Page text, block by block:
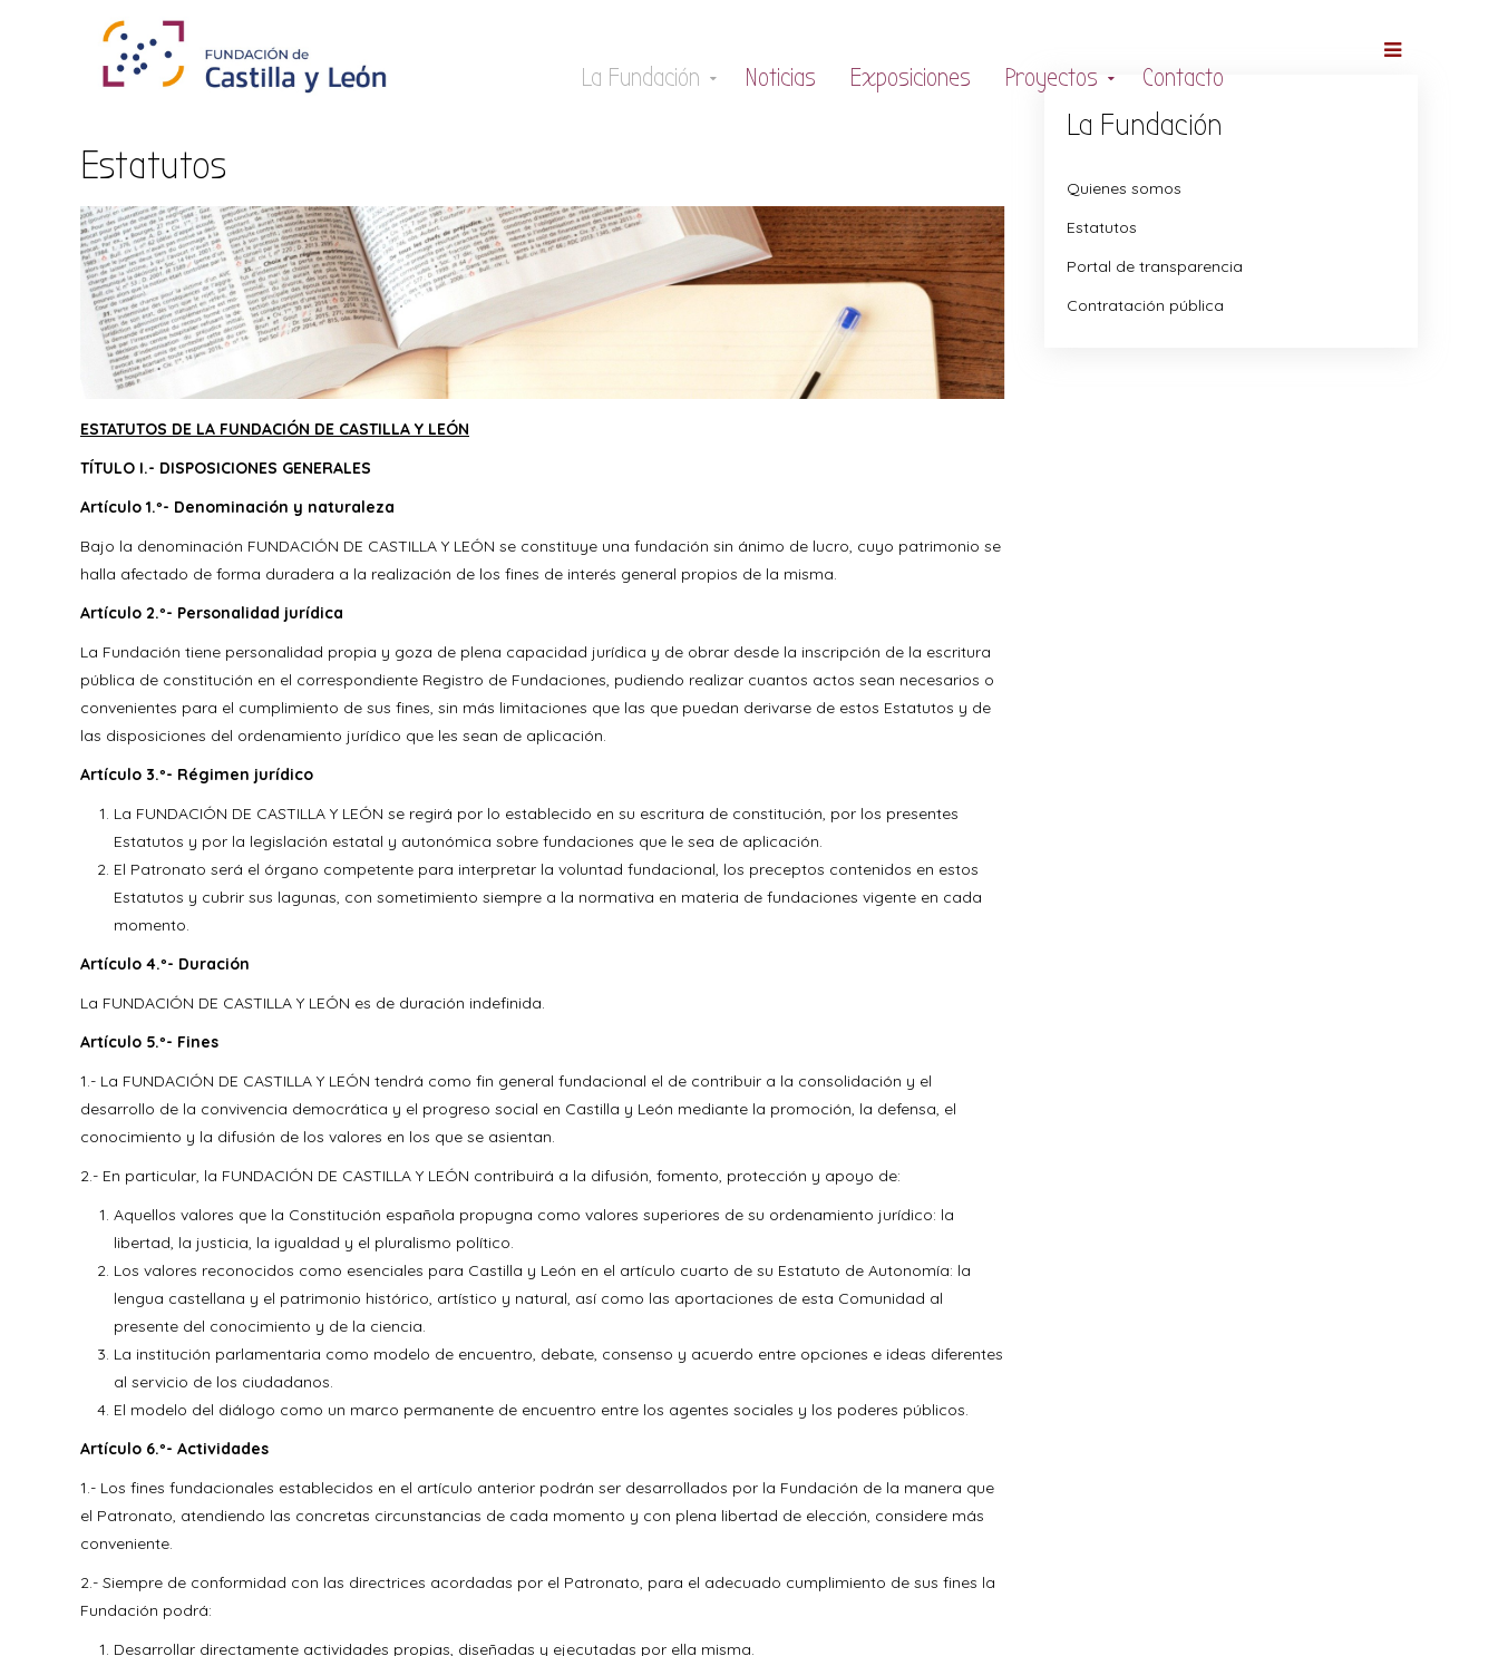
La Fundación Noticias Exposiciones Proyectos Contacto
Estatutos
ESTATUTOS DE LA FUNDACIÓN DE CASTILLA Y LEÓN
TÍTULO I.- DISPOSICIONES GENERALES
Artículo 1.º- Denominación y naturaleza
Bajo la denominación FUNDACIÓN DE CASTILLA Y LEÓN se constituye una fundación sin ánimo de lucro, cuyo patrimonio se
halla afectado de forma duradera a la realización de los fines de interés general propios de la misma.
Artículo 2.º- Personalidad jurídica
La Fundación tiene personalidad propia y goza de plena capacidad jurídica y de obrar desde la inscripción de la escritura
pública de constitución en el correspondiente Registro de Fundaciones, pudiendo realizar cuantos actos sean necesarios o
convenientes para el cumplimiento de sus fines, sin más limitaciones que las que puedan derivarse de estos Estatutos y de
las disposiciones del ordenamiento jurídico que les sean de aplicación.
Artículo 3.º- Régimen jurídico
La FUNDACIÓN DE CASTILLA Y LEÓN se regirá por lo establecido en su escritura de constitución, por los presentes
Estatutos y por la legislación estatal y autonómica sobre fundaciones que le sea de aplicación.
El Patronato será el órgano competente para interpretar la voluntad fundacional, los preceptos contenidos en estos
Estatutos y cubrir sus lagunas, con sometimiento siempre a la normativa en materia de fundaciones vigente en cada
momento.
Artículo 4.º- Duración
La FUNDACIÓN DE CASTILLA Y LEÓN es de duración indefinida.
Artículo 5.º- Fines
1.- La FUNDACIÓN DE CASTILLA Y LEÓN tendrá como fin general fundacional el de contribuir a la consolidación y el
desarrollo de la convivencia democrática y el progreso social en Castilla y León mediante la promoción, la defensa, el
conocimiento y la difusión de los valores en los que se asientan.
2.- En particular, la FUNDACIÓN DE CASTILLA Y LEÓN contribuirá a la difusión, fomento, protección y apoyo de:
Aquellos valores que la Constitución española propugna como valores superiores de su ordenamiento jurídico: la
libertad, la justicia, la igualdad y el pluralismo político.
Los valores reconocidos como esenciales para Castilla y León en el artículo cuarto de su Estatuto de Autonomía: la
lengua castellana y el patrimonio histórico, artístico y natural, así como las aportaciones de esta Comunidad al
presente del conocimiento y de la ciencia.
La institución parlamentaria como modelo de encuentro, debate, consenso y acuerdo entre opciones e ideas diferentes
al servicio de los ciudadanos.
El modelo del diálogo como un marco permanente de encuentro entre los agentes sociales y los poderes públicos.
Artículo 6.º- Actividades
1.- Los fines fundacionales establecidos en el artículo anterior podrán ser desarrollados por la Fundación de la manera que
el Patronato, atendiendo las concretas circunstancias de cada momento y con plena libertad de elección, considere más
conveniente.
2.- Siempre de conformidad con las directrices acordadas por el Patronato, para el adecuado cumplimiento de sus fines la
Fundación podrá:
Desarrollar directamente actividades propias, diseñadas y ejecutadas por ella misma.
La Fundación
Quienes somos
Estatutos
Portal de transparencia
Contratación pública